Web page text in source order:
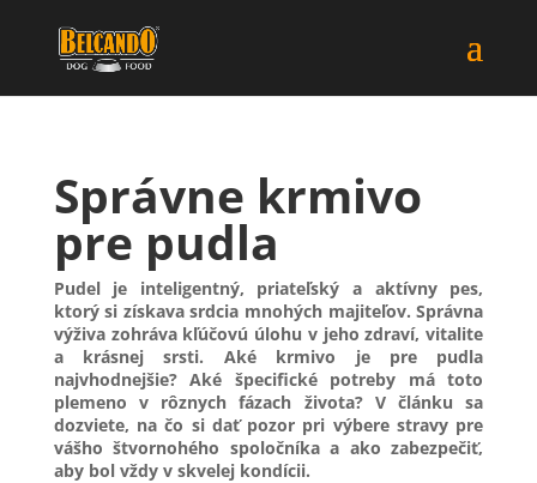
Správne krmivo
pre pudla
Pudel je inteligentný, priateľský a aktívny pes,
ktorý si získava srdcia mnohých majiteľov. Správna
výživa zohráva kľúčovú úlohu v jeho zdraví, vitalite
a krásnej srsti. Aké krmivo je pre pudla
najvhodnejšie? Aké špecifické potreby má toto
plemeno v rôznych fázach života? V článku sa
dozviete, na čo si dať pozor pri výbere stravy pre
vášho štvornohého spoločníka a ako zabezpečiť,
aby bol vždy v skvelej kondícii.